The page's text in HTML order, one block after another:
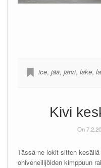
ice, jää, järvi, lake,
Kivi
On
Tässä ne lokit sitten
ohiveneilijöiden kimppuun